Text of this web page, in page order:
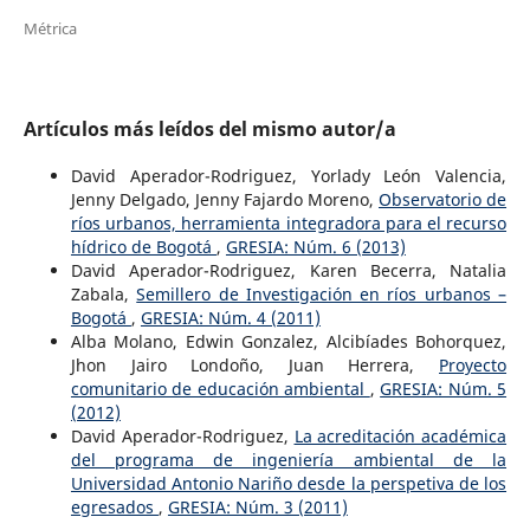
Métrica
Artículos más leídos del mismo autor/a
David Aperador-Rodriguez, Yorlady León Valencia,
Jenny Delgado, Jenny Fajardo Moreno,Observatorio de
ríos urbanos, herramienta integradora para el recurso
hídrico de Bogotá , GRESIA: Núm. 6 (2013)
David Aperador-Rodriguez, Karen Becerra, Natalia
Zabala,Semillero de Investigación en ríos urbanos –
Bogotá , GRESIA: Núm. 4 (2011)
Alba Molano, Edwin Gonzalez, Alcibíades Bohorquez,
Jhon Jairo Londoño, Juan Herrera, Proyecto
comunitario de educación ambiental ,GRESIA: Núm. 5
(2012)
David Aperador-Rodriguez, La acreditación académica
del programa de ingeniería ambiental de la
Universidad Antonio Nariño desde la perspetiva de los
egresados , GRESIA: Núm. 3 (2011)